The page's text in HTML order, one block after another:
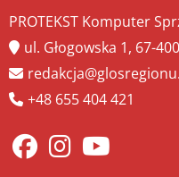
PROTEKST Komputer
ul. Głogowska 1, 67-
+48 655 404 421